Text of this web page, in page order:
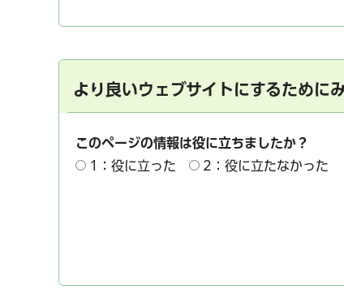
より良いウェブサイトにするために
このページの情報は役に立ちましたか？
1：役に立った
2：役に立たなかった